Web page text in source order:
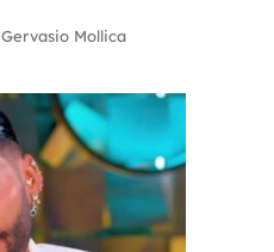
Gervasio Mollica